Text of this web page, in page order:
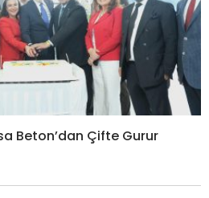
Beton’dan Çifte Gurur